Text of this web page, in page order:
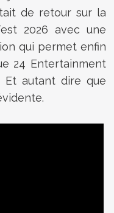
de retour sur la
2026 avec une
qui permet enfin
24 Entertainment
Et autant dire que